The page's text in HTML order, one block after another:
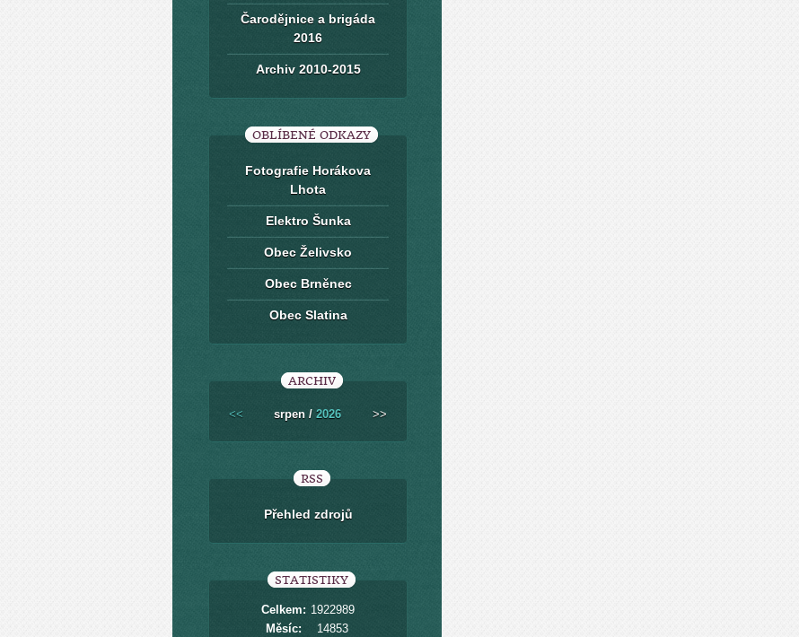
Čarodějnice a brigáda
2016
Archiv 2010-2015
OBLÍBENÉ ODKAZY
Fotografie Horákova
Lhota
Elektro Šunka
Obec Želivsko
Obec Brněnec
Obec Slatina
ARCHIV
<< srpen / 2026 >>
RSS
Přehled zdrojů
STATISTIKY
Celkem: 1922989
Měsíc:
14853